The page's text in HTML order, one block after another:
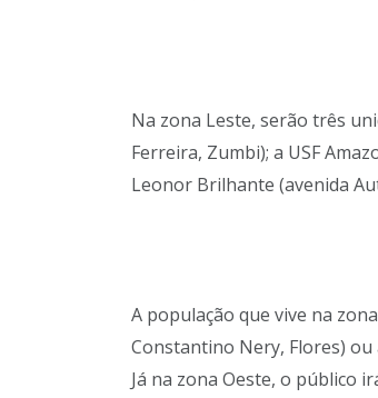
Na zona Leste, serão três
Ferreira, Zumbi); a USF
Leonor Brilhante (avenida
A população que vive na
Constantino Nery, Flores)
Já na zona Oeste, o público